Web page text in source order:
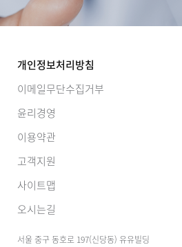
개인정보처리방침
이메일무단수집거부
윤리경영
이용약관
고객지원
사이트맵
오시는길
서울 중구 동호로 197(신당동) 유유빌딩